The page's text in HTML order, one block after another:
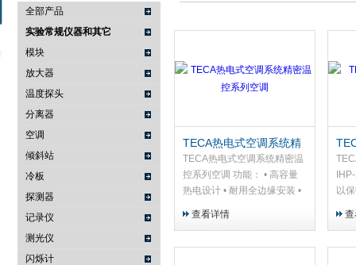
武汉提沃克科技有限公司
全部产品
实验常规仪器和其它
模块
放大器
温度探头
分离器
空调
倾斜站
冷板
探测器
记录仪
测光仪
闪烁计
TECA热电式空调系统精
密温控系列空调
TECA热电式空调系统精密温
控系列空调 功能： • 高容量
热电设计 • 耐用全边缘安装 •
缆，便于安装 • 封闭式设计 •
查看详情
调
以